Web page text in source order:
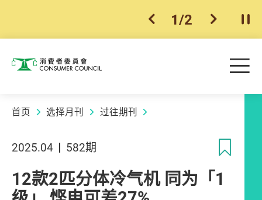
上一个
1/2 下一个开
消费者委员会 目
首页 选择月刊 过往期刊
2025.04 582期
12款2匹分体冷气机 同为「1